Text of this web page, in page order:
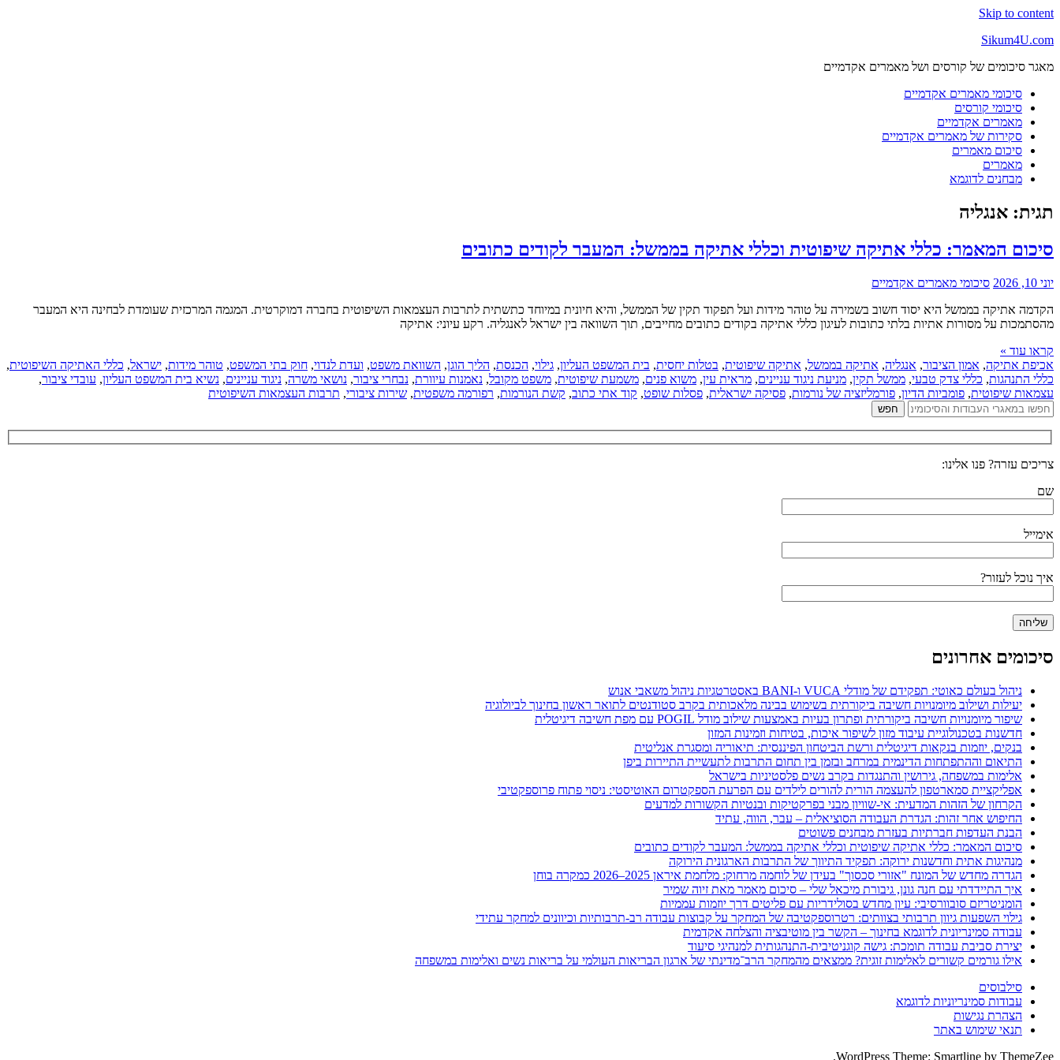
Skip to content
Sikum4U.com
מאגר סיכומים של קורסים ושל מאמרים אקדמיים
סיכומי מאמרים אקדמיים
סיכומי קורסים
מאמרים אקדמיים
סקירות של מאמרים אקדמיים
סיכום מאמרים
מאמרים
מבחנים לדוגמא
תגית: אנגליה
סיכום המאמר: כללי אתיקה שיפוטית וכללי אתיקה בממשל: המעבר לקודים כתובים
יוני 10, 2026
סיכומי מאמרים אקדמיים
הקדמה אתיקה בממשל היא יסוד חשוב בשמירה על טוהר מידות ועל תפקוד תקין של הממשל, והיא חיונית במיוחד כתשתית לתרבות העצמאות השיפוטית בחברה דמוקרטית. המגמה המרכזית שעומדת לבחינה היא המעבר
מהסתמכות על מסורות אתיות בלתי כתובות לעיגון כללי אתיקה בקודים כתובים מחייבים, תוך השוואה בין ישראל לאנגליה. רקע עיוני: אתיקה
קראו עוד »
אכיפת אתיקה, אמון הציבור, אנגליה, אתיקה בממשל, אתיקה שיפוטית, בטלות יחסית, בית המשפט העליון, גילוי, הכנסת, הליך הוגן, השוואת משפט, ועדת לנדוי, חוק בתי המשפט, טוהר מידות, ישראל, כללי האתיקה השיפוטית,
כללי התנהגות, כללי צדק טבעי, ממשל תקין, מניעת ניגוד עניינים, מראית עין, משוא פנים, משמעת שיפוטית, משפט מקובל, נאמנות עיוורת, נבחרי ציבור, נושאי משרה, ניגוד עניינים, נשיא בית המשפט העליון, עובדי ציבור,
עצמאות שיפוטית, פומביות הדיון, פורמליזציה של נורמות, פסיקה ישראלית, פסלות שופט, קוד אתי כתוב, קשת הנורמות, רפורמה משפטית, שירות ציבורי, תרבות העצמאות השיפוטית
צריכים עזרה? פנו אלינו:
שם
אימייל
איך נוכל לעזור?
סיכומים אחרונים
ניהול בעולם כאוטי: תפקידם של מודלי VUCA ו-BANI באסטרטגיות ניהול משאבי אנוש
יעילות ושילוב מיומנויות חשיבה ביקורתית בשימוש בבינה מלאכותית בקרב סטודנטים לתואר ראשון בחינוך לביולוגיה
שיפור מיומנויות חשיבה ביקורתית ופתרון בעיות באמצעות שילוב מודל POGIL עם מפת חשיבה דיגיטלית
חדשנות בטכנולוגיית עיבוד מזון לשיפור איכות, בטיחות וזמינות המזון
בנקים, יוזמות בנקאות דיגיטלית ורשת הביטחון הפיננסית: תיאוריה ומסגרת אנליטית
התיאום וההתפתחות הדינמית במרחב ובזמן בין תחום התרבות לתעשיית התיירות ביפן
אלימות במשפחה, גירושין והתנגדות בקרב נשים פלסטיניות בישראל
אפליקציית סמארטפון להעצמה הורית להורים לילדים עם הפרעת הספקטרום האוטיסטי: ניסוי פתוח פרוספקטיבי
הקרחון של הזהות המדעית: אי-שוויון מבני בפרקטיקות ובנטיות הקשורות למדעים
החיפוש אחר זהות: הגדרת העבודה הסוציאלית – עבר, הווה, עתיד
הבנת העדפות חברתיות בעזרת מבחנים פשוטים
סיכום המאמר: כללי אתיקה שיפוטית וכללי אתיקה בממשל: המעבר לקודים כתובים
מנהיגות אתית וחדשנות ירוקה: תפקיד התיווך של התרבות הארגונית הירוקה
הגדרה מחדש של המונח "אזורי סכסוך" בעידן של לוחמה מרחוק: מלחמת איראן 2025–2026 כמקרה בוחן
איך התיידדתי עם חנה גונן, גיבורת מיכאל שלי – סיכום מאמר מאת זיוה שמיר
הומניטריזם סובוורסיבי: עיון מחדש בסולידריות עם פליטים דרך יוזמות עממיות
גילוי השפעות גיוון תרבותי בצוותים: רטרוספקטיבה של המחקר על קבוצות עבודה רב-תרבותיות וכיוונים למחקר עתידי
עבודה סמינריונית לדוגמא בחינוך – הקשר בין מוטיבציה והצלחה אקדמית
יצירת סביבת עבודה תומכת: גישה קוגניטיבית-התנהגותית למנהיגי סיעוד
אילו גורמים קשורים לאלימות זוגית? ממצאים מהמחקר הרב־מדינתי של ארגון הבריאות העולמי על בריאות נשים ואלימות במשפחה
סילבוסים
עבודות סמינריוניות לדוגמא
הצהרת נגישות
תנאי שימוש באתר
WordPress Theme: Smartline by ThemeZee.